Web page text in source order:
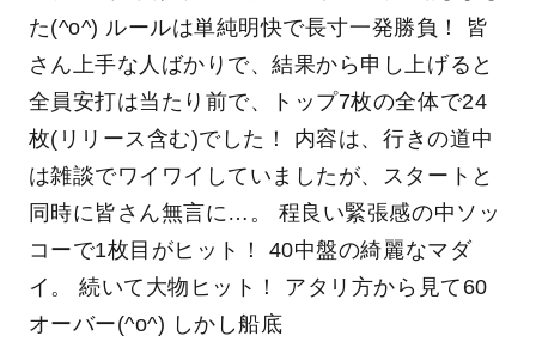
た(^o^) ルールは単純明快で長寸一発勝負！ 皆
さん上手な人ばかりで、結果から申し上げると
全員安打は当たり前で、トップ7枚の全体で24
枚(リリース含む)でした！ 内容は、行きの道中
は雑談でワイワイしていましたが、スタートと
同時に皆さん無言に…。 程良い緊張感の中ソッ
コーで1枚目がヒット！ 40中盤の綺麗なマダ
イ。 続いて大物ヒット！ アタリ方から見て60
オーバー(^o^) しかし船底